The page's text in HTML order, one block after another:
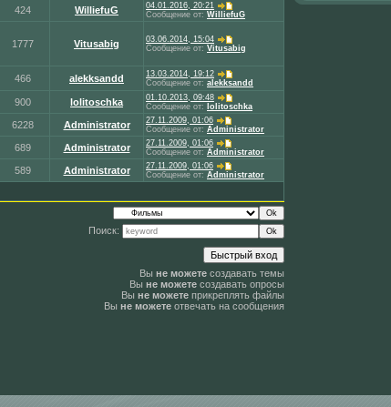
424 WilliefuG
04.01.2016, 20:21
Сообщение от: WilliefuG
1777 Vitusabig
03.06.2014, 15:04
Сообщение от: Vitusabig
466 alekksandd
13.03.2014, 19:12
Сообщение от: alekksandd
900 lolitoschka
01.10.2013, 09:48
Сообщение от:
lolitoschka
6228 Administrator
27.11.2009, 01:06
Сообщение от: Administrator
689 Administrator
27.11.2009, 01:06
Сообщение от: Administrator
589 Administrator
27.11.2009, 01:06
Сообщение от: Administrator
Поиск:
Вы не можете создавать темы
Вы не можете создавать опросы
Вы не можете прикреплять файлы
Вы не можете отвечать на сообщения